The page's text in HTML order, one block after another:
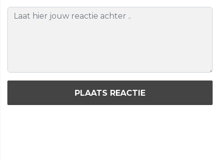
PLAATS REACTIE